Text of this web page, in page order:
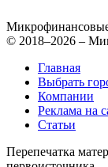
© 2018–2026 –
Главная
Выбрать
Компании
Реклама на
Статьи
Перепечатка